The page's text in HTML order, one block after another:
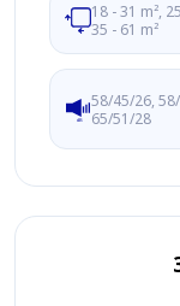
18 - 31 m²,
35 - 61 m²
58/45/26,
65/51/28